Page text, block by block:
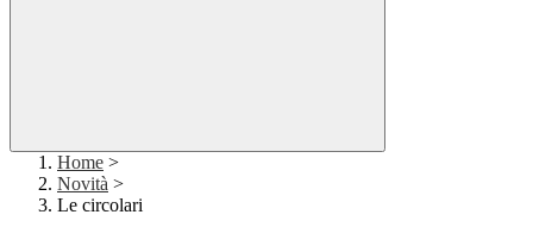
Home >
Novità >
Le circolari